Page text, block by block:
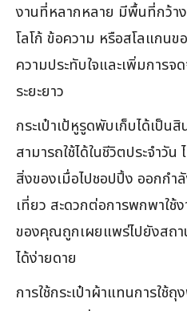
งานที่หลากหลาย มีพื้นที่กว้า
โลโก้ ข้อความ หรือสโลแกน
ความประทับใจและเพิ่มการจ
ระยะยาว
กระเป๋าเป้หูรูดพับเก็บได้เป็น
สามารถใช้ได้ในชีวิตประจำวัน
สิ่งของเมื่อไปชอปปิ้ง ออกกำ
เที่ยว สะดวกต่อการพกพาใช้
ของคุณถูกเผยแพร่ไปยังสถ
ได้ง่ายดาย
การใช้กระเป๋าผ้าแทนการใช้